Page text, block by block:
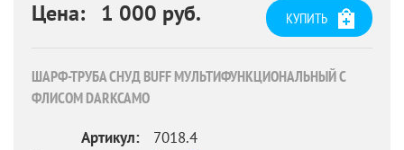
КУПИТЬ
Цена: 1 000 руб.
ШАРФ-ТРУБА СНУД BUFF МУЛЬТИФУНКЦИОНАЛЬНЫЙ С
ФЛИСОМ DARKCAMO
Артикул:
7018.4